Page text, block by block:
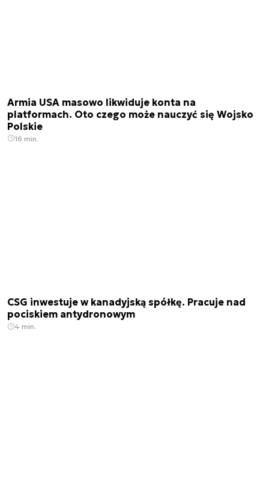
Armia USA masowo likwiduje konta na
platformach. Oto czego może nauczyć się Wojsko
Polskie
16 min.
CSG inwestuje w kanadyjską spółkę. Pracuje nad
pociskiem antydronowym
4 min.